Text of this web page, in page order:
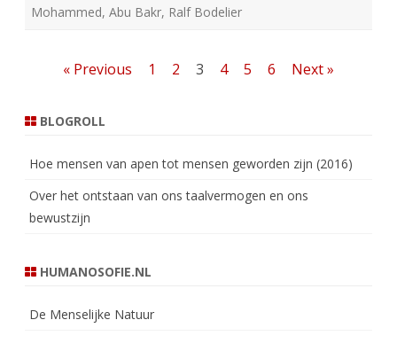
Mohammed, Abu Bakr, Ralf Bodelier
Berichten« Previous 1 2 3 4 5 6 Next »
BLOGROLL
Hoe mensen van apen tot mensen geworden zijn (2016)
Over het ontstaan van ons taalvermogen en ons
bewustzijn
HUMANOSOFIE.NL
De Menselijke Natuur